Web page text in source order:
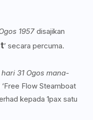
1957 disajikan
’ secara percuma.
31 Ogos mana-
Flow Steamboat
kepada 1pax satu